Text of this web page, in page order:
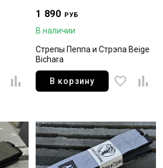
1 890 РУБ
В наличии
Стрепы Пеппа и Стрэпа Beige
Bichara
В корзину